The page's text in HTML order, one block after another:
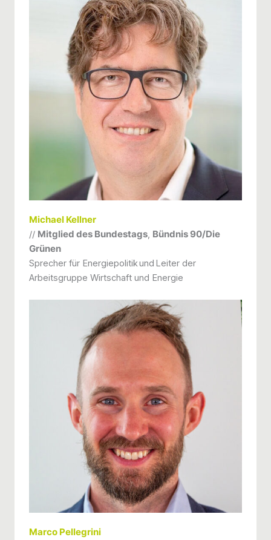
Michael Kellner
// Mitglied des Bundestags, Bündnis 90/Die
Grünen
Sprecher für Energiepolitik und Leiter der
Arbeitsgruppe Wirtschaft und Energie
Marco Pellegrini